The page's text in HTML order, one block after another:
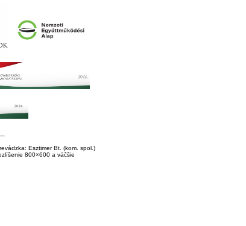
Esztimer Bt. (kom. spol.)
800×600 a väčšie